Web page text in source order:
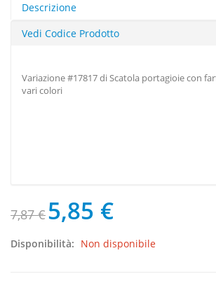
Descrizione
Vedi Codice Prodotto
Variazione #17817 di Scatola portagioie con
vari colori
7,87 €5,85 €
Disponibilità: Non disponibile